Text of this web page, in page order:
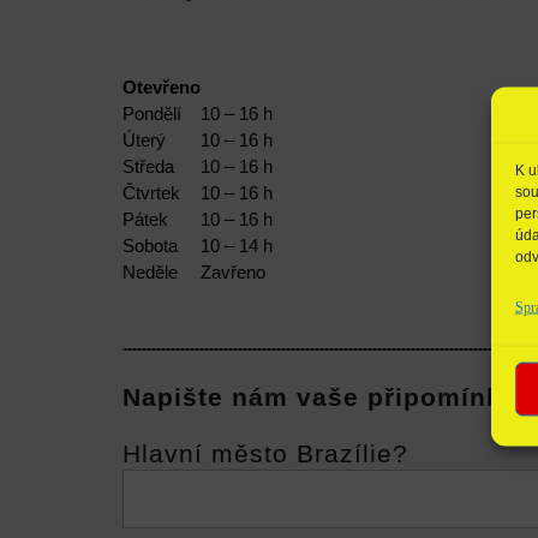
K
Otevřeno
Pondělí
10 – 16 h
Úterý
10 – 16 h
Středa
10 – 16 h
Čtvrtek
10 – 16 h
Pátek
10 – 16 h
Sobota
10 – 14 h
Neděle
Zavřeno
Napište nám vaše připomínky
Hlavní město Brazílie?